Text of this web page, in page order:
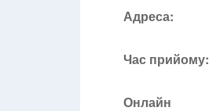
Адреса:
Час прийому:
Онлайн